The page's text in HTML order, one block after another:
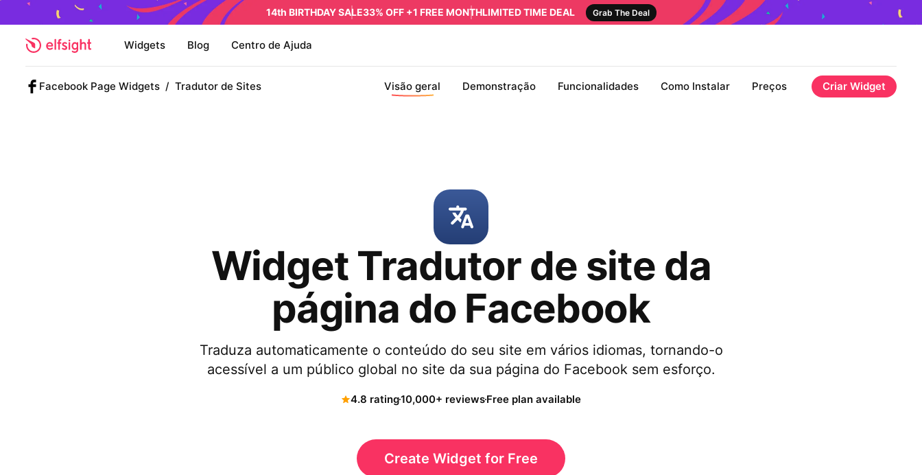
14th BIRTHDAY SALE33% OFF +1 FREE MONTHLIMITED TIME DEAL Grab The Deal
Widgets Blog Centro de Ajuda
Facebook Page Widgets / Tradutor de Sites Visão geral Demonstração Funcionalidades Como Instalar Preços Criar Widget
Widget Tradutor de site da
página do Facebook
Traduza automaticamente o conteúdo do seu site em vários idiomas, tornando-o
acessível a um público global no site da sua página do Facebook sem esforço.
4.8 rating10,000+ reviewsFree plan available
Create Widget for Free